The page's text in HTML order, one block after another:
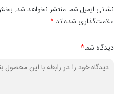
کدهای10024 ۱۰۰۲۵ 10026 ۱۰۰۲۷نشانی ایمیل شما منتشر نخواهد شد.
علامت‌گذاری شده‌اند*
دیدگاه شما*